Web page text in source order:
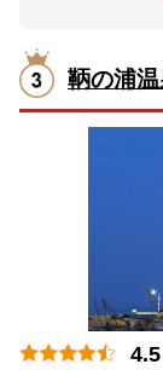
鞆の浦
4.5